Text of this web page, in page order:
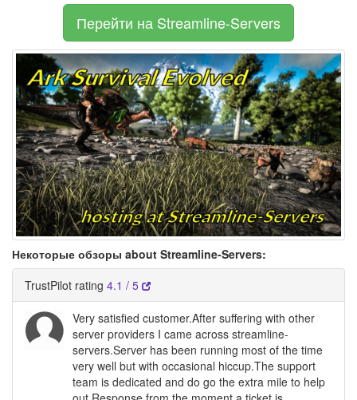
Перейти на Streamline-Servers
Некоторые обзоры about Streamline-Servers:
TrustPilot rating 4.1 / 5
Very satisfied customer.After suffering with other
server providers I came across streamline-
servers.Server has been running most of the time
very well but with occasional hiccup.The support
team is dedicated and do go the extra mile to help